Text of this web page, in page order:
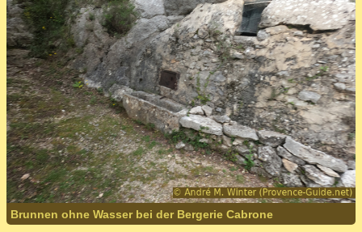
Brunnen ohne Wasser bei der Bergerie Cabrone